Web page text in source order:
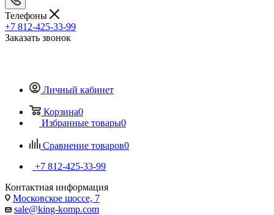
Телефоны
+7 812-425-33-99
Заказать звонок
Личный кабинет
Корзина0
Избранные товары0
Сравнение товаров0
+7 812-425-33-99
Контактная информация
Московское шоссе, 7
sale@king-komp.com